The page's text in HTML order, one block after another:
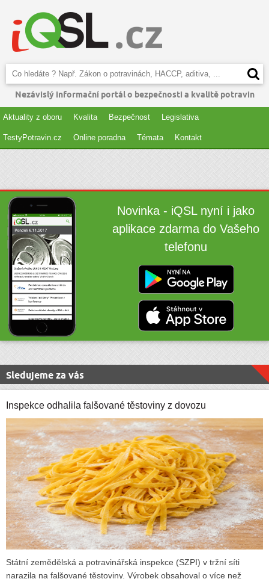
Nezávislý informační portál o bezpečnosti a kvalitě potravin
Aktuality z oboru Kvalita Bezpečnost Legislativa
TestyPotravin.cz Online poradna Témata Kontakt
Novinka - iQSL nyní i jako
aplikace zdarma do Vašeho
telefonu
Sledujeme za vás
Inspekce odhalila falšované těstoviny z dovozu
Státní zemědělská a potravinářská inspekce (SZPI) v tržní síti
narazila na falšované těstoviny. Výrobek obsahoval o více než